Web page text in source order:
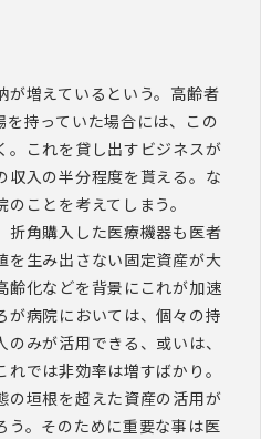
が増えているという。高齢者
持っていた場合には、この
。これを貸し出すビジネスが
収入の半分程度を貰える。な
ことを考えてしまう。
折角購入した医療機器も医者
を生み出さない固定資産が大
齢化などを背景にこれが加速
が病院においては、個々の持
みが活用できる、或いは、
では非効率は増すばかり。
の垣根を超えた資産の活用が
う。そのために重要な事は医